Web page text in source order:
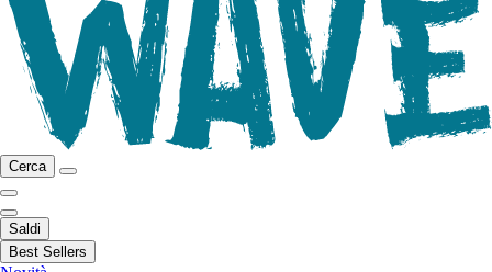
Cerca
Saldi
Best Sellers